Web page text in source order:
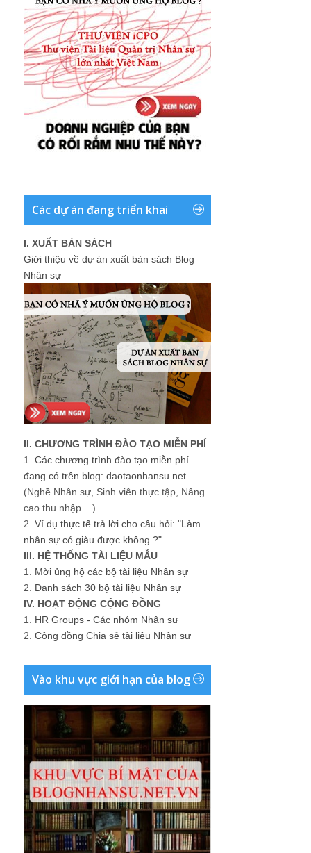
Các dự án đang triển khai
I. XUẤT BẢN SÁCH
Giới thiệu về dự án xuất bản sách Blog
Nhân sự
II. CHƯƠNG TRÌNH ĐÀO TẠO MIỄN PHÍ
1. Các chương trình đào tạo miễn phí
đang có trên blog: daotaonhansu.net
(Nghề Nhân sự, Sinh viên thực tập, Nâng
cao thu nhập ...)
2. Ví dụ thực tế trả lời cho câu hỏi: "Làm
nhân sự có giàu được không ?"
III. HỆ THỐNG TÀI LIỆU MẪU
1. Mời ủng hộ các bộ tài liệu Nhân sự
2. Danh sách 30 bộ tài liệu Nhân sự
IV. HOẠT ĐỘNG CỘNG ĐỒNG
1. HR Groups - Các nhóm Nhân sự
2. Cộng đồng Chia sẻ tài liệu Nhân sự
Vào khu vực giới hạn của blog